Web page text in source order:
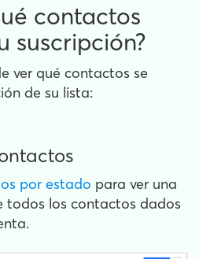
contactos
suscripción?
ver qué contactos se
de su lista:
por estado para ver una
todos los contactos dados